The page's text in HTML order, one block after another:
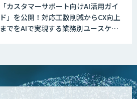
「カスタマーサポート向けAI活用ガイ
ド」を公開！対応工数削減からCX向上
までをAIで実現する業務別ユースケー